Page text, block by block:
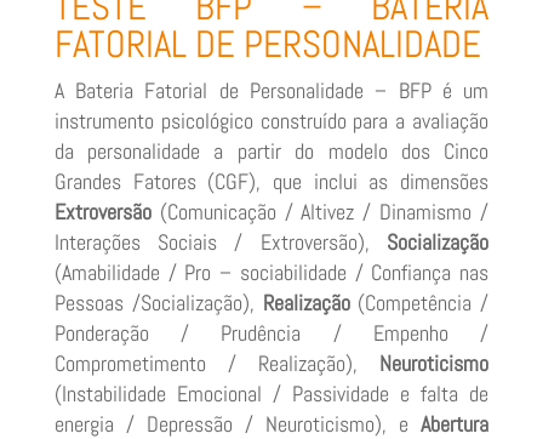
FATORIAL DE PERSONALIDADE
A Bateria Fatorial de Personalidade – BFP é um
instrumento psicológico construído para a avaliação
da personalidade a partir do modelo dos Cinco
Grandes Fatores (CGF), que inclui as dimensões
Extroversão(Comunicação / Altivez / Dinamismo /
Interações Sociais / Extroversão), Socialização
(Amabilidade / Pro – sociabilidade / Confiança nas
Pessoas /Socialização), Realização (Competência /
Ponderação / Prudência / Empenho /
Comprometimento / Realização), Neuroticismo
(Instabilidade Emocional / Passividade e falta de
energia / Depressão / Neuroticismo), eAbertura